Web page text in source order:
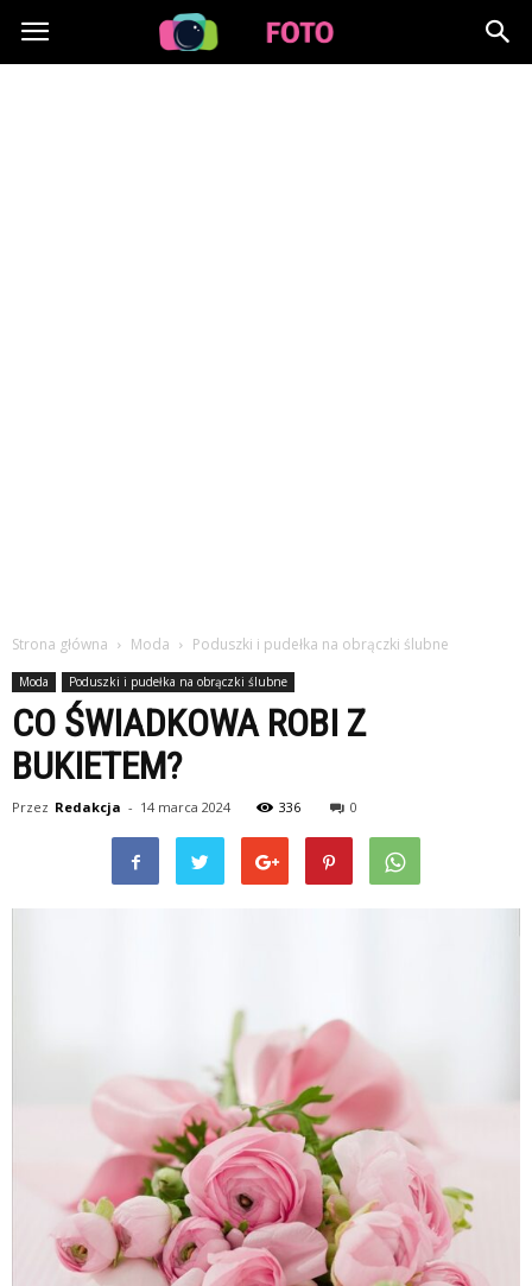
Lafoto.pl
Strona główna Moda Poduszki i pudełka na obrączki ślubne
Moda Poduszki i pudełka na obrączki ślubne
CO ŚWIADKOWA ROBI Z
BUKIETEM?
Przez Redakcja - 14 marca 2024 336 0